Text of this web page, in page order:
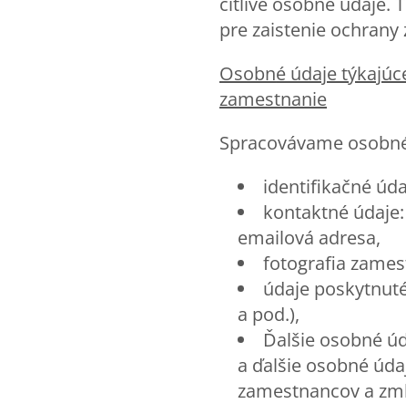
pre zaistenie
Osobné údaje
zamestnanie
Spracovávame
identifikačné
kontaktné
emailová adresa,
fotografia
údaje
a pod.),
Ďalšie osobné
a ďalšie osobné
zamestnancov a